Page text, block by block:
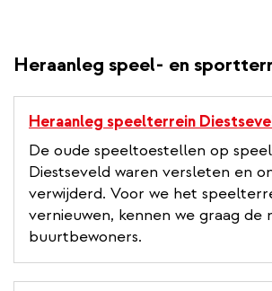
Heraanleg speel- en
Heraanleg speelterrein
De oude speeltoestellen op
Diestseveld waren versleten en
verwijderd. Voor we het
vernieuwen, kennen we graag de
buurtbewoners.